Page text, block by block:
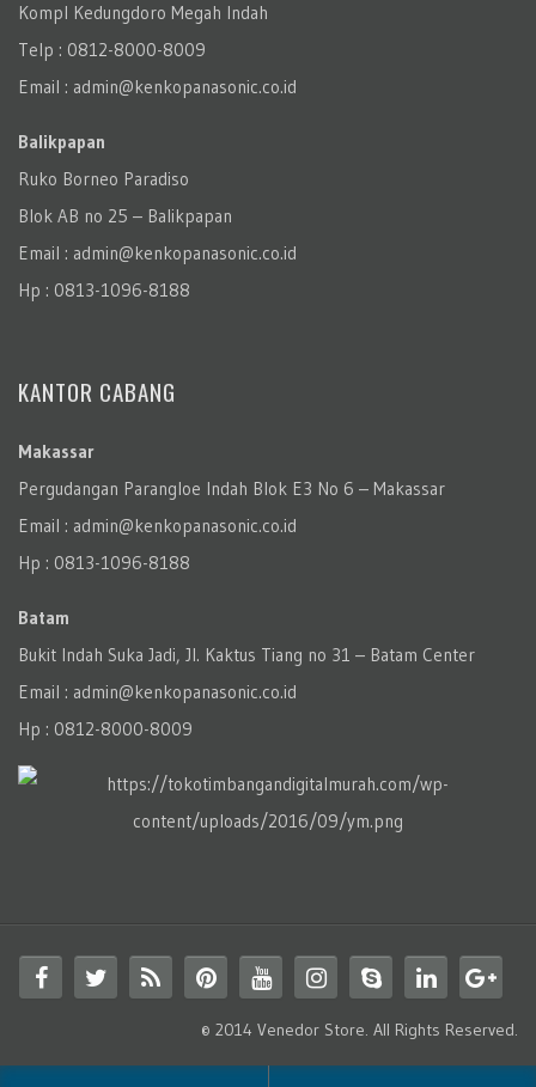
Kompl Kedungdoro Megah Indah
Telp : 0812-8000-8009
Email : admin@kenkopanasonic.co.id
Balikpapan
Ruko Borneo Paradiso
Blok AB no 25 – Balikpapan
Email : admin@kenkopanasonic.co.id
Hp : 0813-1096-8188
KANTOR CABANG
Makassar
Pergudangan Parangloe Indah Blok E3 No 6 – Makassar
Email : admin@kenkopanasonic.co.id
Hp : 0813-1096-8188
Batam
Bukit Indah Suka Jadi, Jl. Kaktus Tiang no 31 – Batam Center
Email : admin@kenkopanasonic.co.id
Hp : 0812-8000-8009
© 2014 Venedor Store. All Rights Reserved.